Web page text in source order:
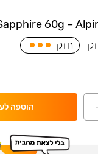
60g –
חזק
הוספה